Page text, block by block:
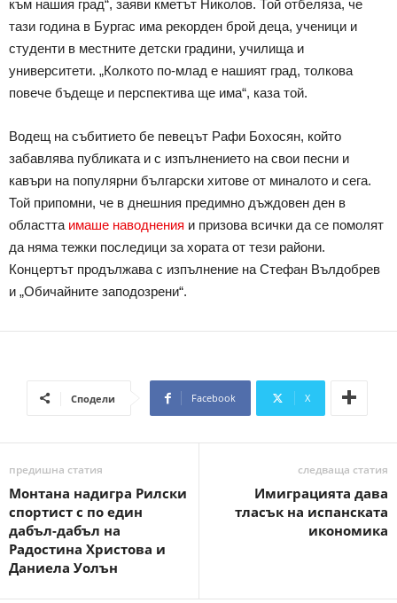
към нашия град“, заяви кметът Николов. Той отбеляза, че
тази година в Бургас има рекорден брой деца, ученици и
студенти в местните детски градини, училища и
университети. „Колкото по-млад е нашият град, толкова
повече бъдеще и перспектива ще има“, каза той.
Водещ на събитието бе певецът Рафи Бохосян, който
забавлява публиката и с изпълнението на свои песни и
кавъри на популярни български хитове от миналото и сега.
Той припомни, че в днешния предимно дъждовен ден в
областта имаше наводнения и призова всички да се помолят
да няма тежки последици за хората от тези райони.
Концертът продължава с изпълнение на Стефан Вълдобрев
и „Обичайните заподозрени“.
Сподели Facebook X
предишна статия
Монтана надигра Рилски
спортист с по един
дабъл-дабъл на
Радостина Христова и
Даниела Уолън
следваща статия
Имиграцията дава
тласък на испанската
икономика